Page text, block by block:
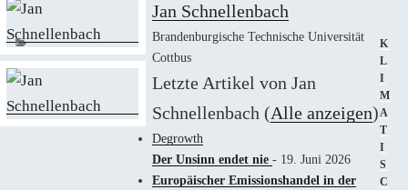
Jan Schnellenbach
Brandenburgische Technische Universität
Cottbus
Letzte Artikel von Jan
Schnellenbach (Alle anzeigen)
Degrowth
Der Unsinn endet nie - 19. Juni 2026
Europäischer Emissionshandel in der
K
L
I
M
A
T
I
S
C